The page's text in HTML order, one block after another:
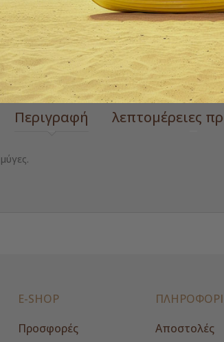
Περιγραφή λεπτομέρειες
E-SHOP
Προσφορές
Αποστολές